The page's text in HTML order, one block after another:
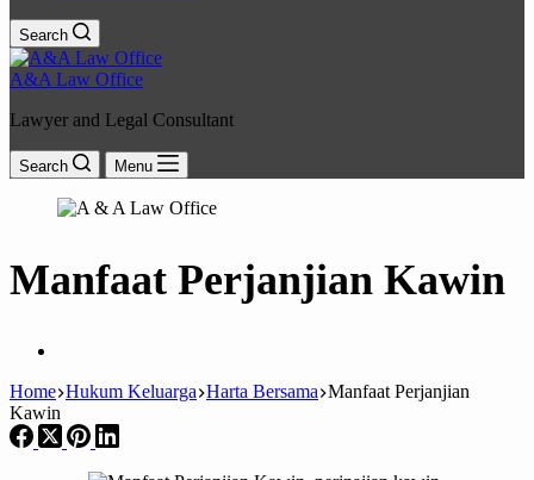
Search
A&A Law Office
Lawyer and Legal Consultant
Search Menu
Manfaat Perjanjian Kawin
Home Hukum Keluarga Harta Bersama Manfaat Perjanjian
Kawin